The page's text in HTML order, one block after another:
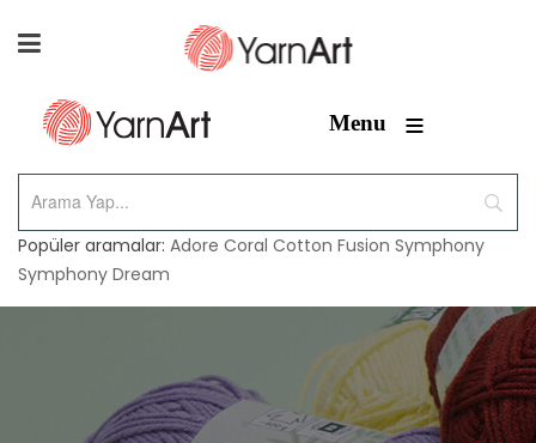
Menu ≡
Popüler aramalar: Adore Coral Cotton Fusion Symphony
Symphony Dream